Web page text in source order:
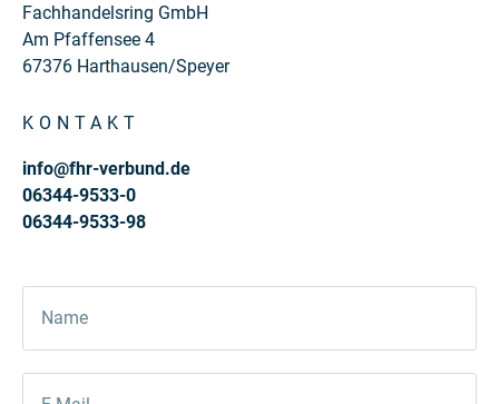
Fachhandelsring GmbH
Am Pfaffensee 4
67376 Harthausen/Speyer
KONTAKT
info@fhr-verbund.de
06344-9533-0
06344-9533-98